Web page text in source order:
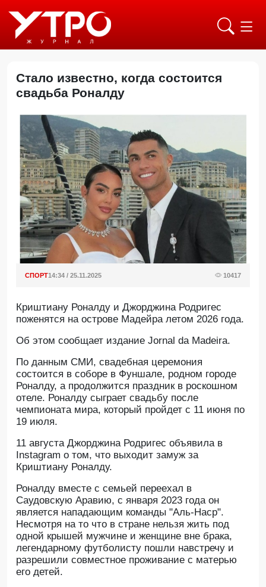
Стало известно, когда состоится
свадьба Роналду
СПОРТ14:34 / 25.11.2025 10417
Криштиану Роналду и Джорджина Родригес
поженятся на острове Мадейра летом 2026 года.
Oб этом сообщает издание Jornal da Madeira.
По данным СМИ, свадебная церемония
состоится в соборе в Фуншале, родном городе
Роналду, а продолжится праздник в роскошном
отеле. Роналду сыграет свадьбу после
чемпионата мира, который пройдет с 11 июня по
19 июля.
11 августа Джорджина Родригес объявила в
Instagram о том, что выходит замуж за
Криштиану Роналду.
Роналду вместе с семьей переехал в
Саудовскую Аравию, с января 2023 года он
является нападающим команды "Аль-Наср".
Несмотря на то что в стране нельзя жить под
одной крышей мужчине и женщине вне брака,
легендарному футболисту пошли навстречу и
разрешили совместное проживание с матерью
его детей.